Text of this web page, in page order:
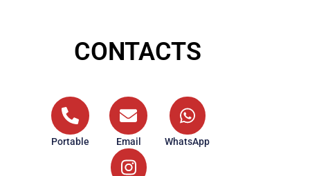
CONTACTS
Portable Email WhatsApp